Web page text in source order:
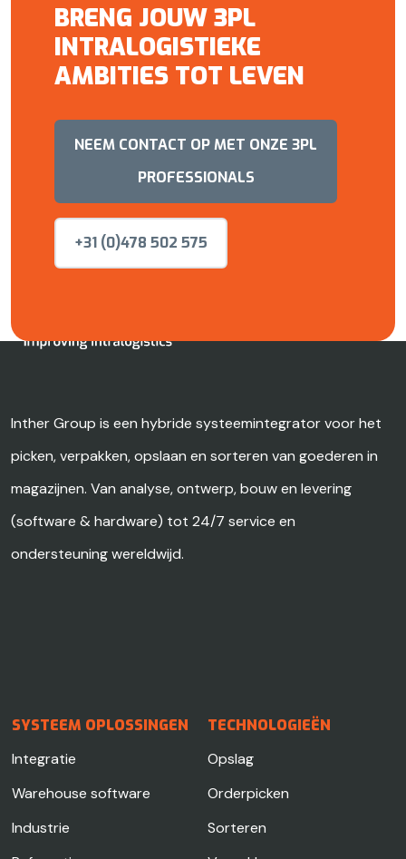
BRENG JOUW 3PL
INTRALOGISTIEKE
AMBITIES TOT LEVEN
NEEM CONTACT OP MET ONZE 3PL
PROFESSIONALS
+31 (0)478 502 575
Inther Group is een hybride systeemintegrator voor het
picken, verpakken, opslaan en sorteren van goederen in
magazijnen. Van analyse, ontwerp, bouw en levering
(software & hardware) tot 24/7 service en
ondersteuning wereldwijd.
SYSTEEM OPLOSSINGEN
TECHNOLOGIEËN
Integratie
Opslag
Warehouse software
Orderpicken
Industrie
Sorteren